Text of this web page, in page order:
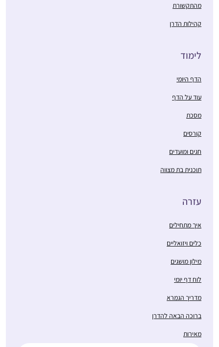
מהתקשורת
קהילות הדרן
לימוד
הדף היומי
עוד על הדף
מסכת
קורסים
חגים ומועדים
תוכנית בת מצווה
עזרה
איך מתחילים
כלים ויזואליים
מילון מושגים
לוח דף יומי
מדריך הגמרא
ברוכה הבאה להדרן
מאירות